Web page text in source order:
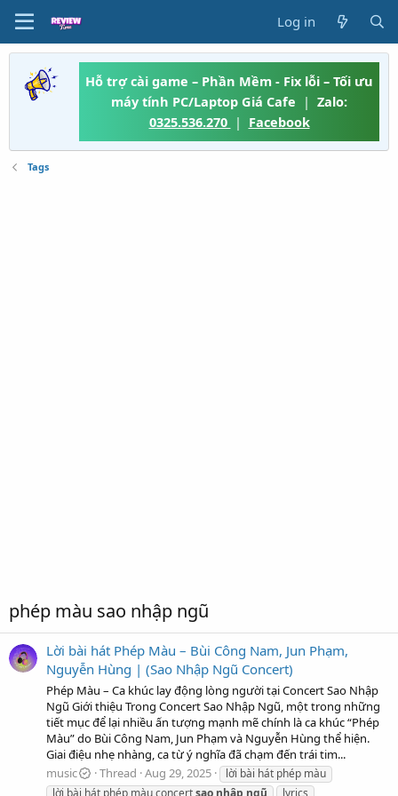
Log in
Hỗ trợ cài game – Phần Mềm - Fix lỗi – Tối ưu
máy tính PC/Laptop Giá Cafe | Zalo:
0325.536.270 | Facebook
Tags
phép màu sao nhập ngũ
Lời bài hát Phép Màu – Bùi Công Nam, Jun Phạm,
Nguyễn Hùng | (Sao Nhập Ngũ Concert)
Phép Màu – Ca khúc lay động lòng người tại Concert Sao Nhập
Ngũ Giới thiệu Trong Concert Sao Nhập Ngũ, một trong những
tiết mục để lại nhiều ấn tượng mạnh mẽ chính là ca khúc “Phép
Màu” do Bùi Công Nam, Jun Phạm và Nguyễn Hùng thể hiện.
Giai điệu nhẹ nhàng, ca từ ý nghĩa đã chạm đến trái tim...
music
Thread Aug 29, 2025
lời bài hát phép màu
lời bài hát phép màu concertsao nhập ngũ lyrics